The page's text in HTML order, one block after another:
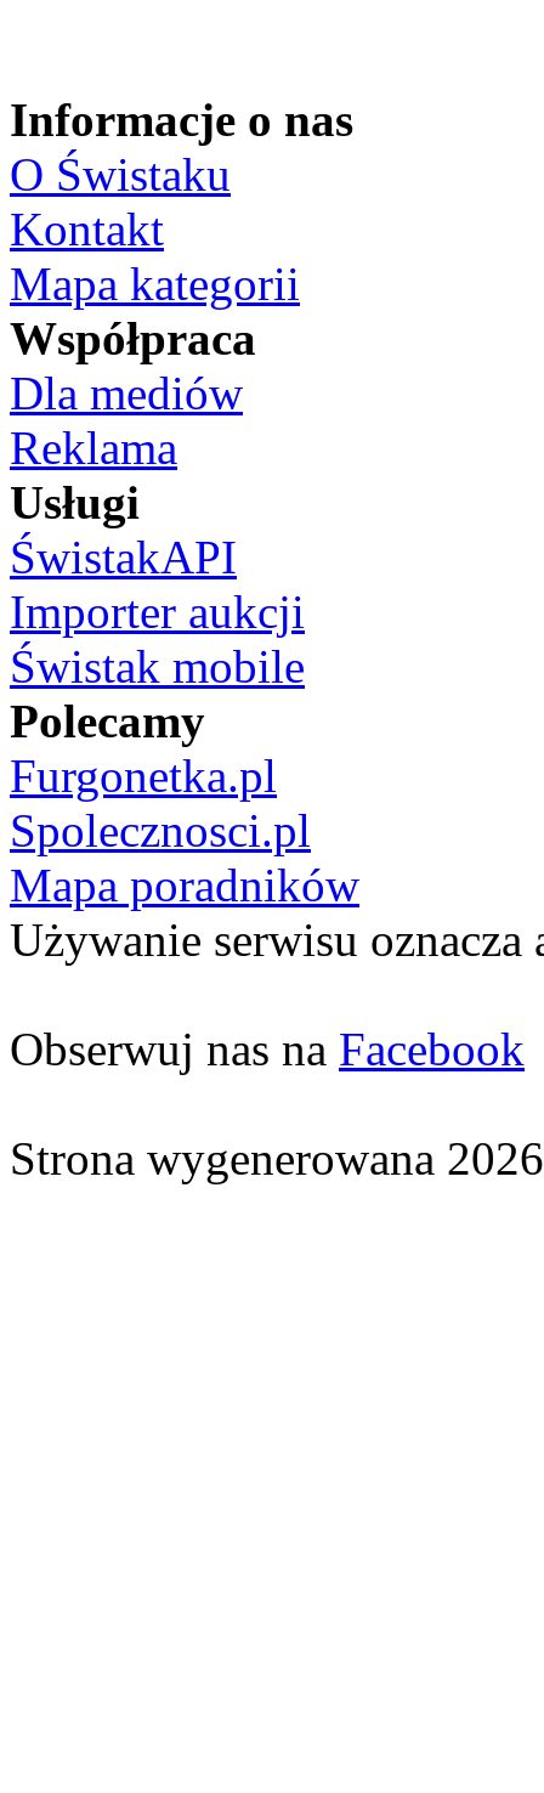
Informacje o nas
O Świstaku
Kontakt
Mapa kategorii
Współpraca
Dla mediów
Reklama
Usługi
ŚwistakAPI
Importer aukcji
Świstak mobile
Polecamy
Furgonetka.pl
Spolecznosci.pl
Mapa poradników
Używanie serwisu oznacza
Obserwuj nas na Facebook
Strona wygenerowana